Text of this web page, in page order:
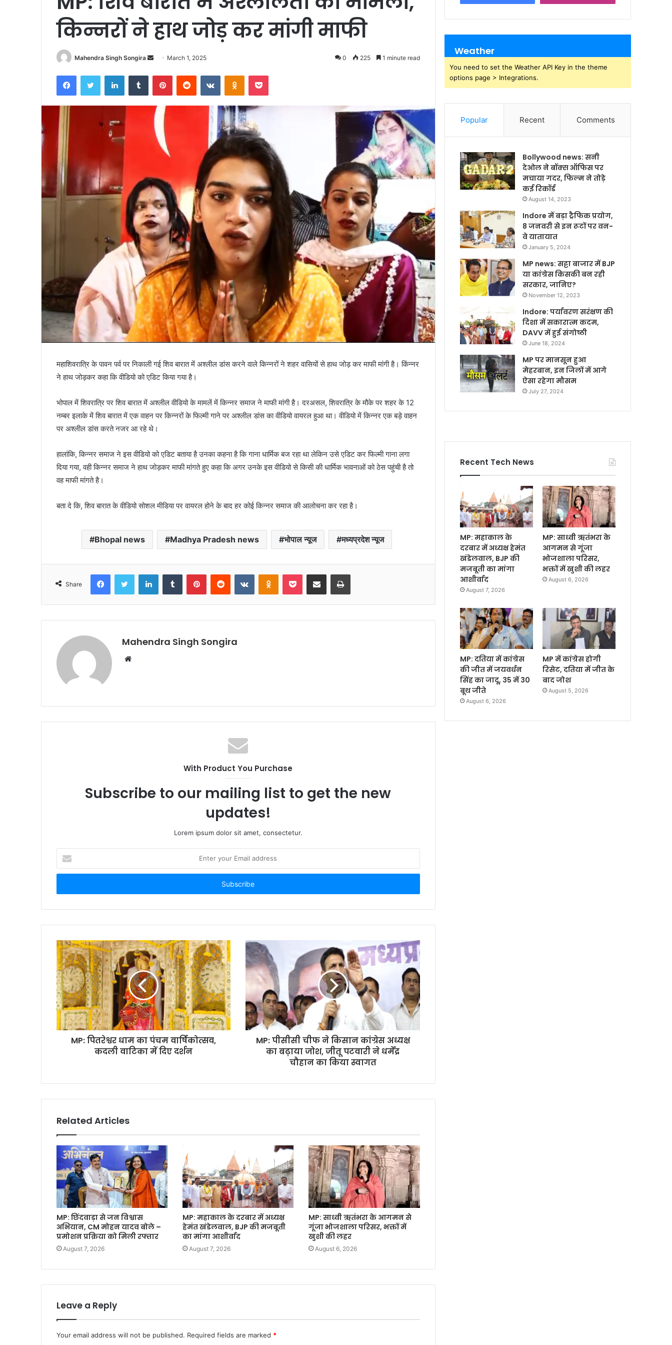
किन्नरों ने हाथ जोड़ कर मांगी माफी
Mahendra Singh Songira
Send
email
March 1, 2025 0 225 1 minute read
FacebookTwitter LinkedInTumblr PinterestReddit VKontakteOdnoklassniki
Pocket
महाशिवरात्रि के पावन पर्व पर निकाली गई शिव बारात में अश्लील डांस करने वाले किन्नरों ने शहर वासियों से हाथ जोड़ कर माफी मांगी है। किंन्नर
ने हाथ जोड़कर कहा कि वीडियो को एडिट किया गया है।
भोपाल में शिवरात्रि पर शिव बारात में अश्लील वीडियो के मामलें में किन्नर समाज ने माफी मांगी है। दरअसल, शिवरात्रि के मौके पर शहर के 12
नम्बर इलाके में शिव बारात में एक वाहन पर किन्नरों के फिल्मी गाने पर अश्लील डांस का वीडियो वायरल हुआ था। वीडियो में किन्नर एक बड़े वाहन
पर अश्लील डांस करते नजर आ रहे थे।
हालांकि, किन्नर समाज ने इस वीडियो को एडिट बताया है उनका कहना है कि गाना धार्मिक बज रहा था लेकिन उसे एडिट कर फिल्मी गाना लगा
दिया गया, वही किन्नर समाज ने हाथ जोड़कर माफी मांगते हुए कहा कि अगर उनके इस वीडियो से किसी की धार्मिक भावनाओं को ठेस पहुंची है तो
वह माफी मांगते है।
बता दे कि, शिव बारात के वीडियो सोशल मीडिया पर वायरल होने के बाद हर कोई किन्नर समाज की आलोचना कर रहा है।
Bhopal news Madhya Pradesh news भोपाल न्यूज मध्यप्रदेश न्यूज
Share
FacebookTwitter LinkedInTumblr PinterestReddit VKontakteOdnoklassniki
Pocket Share via Email Print
Mahendra Singh Songira
Website
With Product You Purchase
Subscribe to our mailing list to get the new
updates!
Lorem ipsum dolor sit amet, consectetur.
your
Email
MP: पितरेश्वर धाम का पंचम वार्षिकोत्सव,
कदली वाटिका में दिए दर्शन
MP: पीसीसी चीफ ने किसान कांग्रेस अध्यक्ष
का बढ़ाया जोश, जीतू पटवारी ने धर्मेंद्र
चौहान का किया स्वागत
Related Articles
MP: छिंदवाड़ा से जन विश्वास
अभियान, CM मोहन यादव बोले –
प्रमोशन प्रक्रिया को मिली रफ्तार
August 7, 2026
MP: महाकाल के दरबार में अध्यक्ष
हेमंत खंडेलवाल, BJP की मजबूती
का मांगा आशीर्वाद
August 7, 2026
MP: साध्वी ऋतंभरा के आगमन से
गूंजा भोजशाला परिसर, भक्तों में
खुशी की लहर
August 6, 2026
Leave a Reply
Your email address will not be published. Required fields are marked *
Weather
You need to set the Weather API Key in the theme
options page > Integrations.
Popular Recent Comments
Bollywood news: सनी
देओल ने बॉक्स ऑफिस पर
मचाया गदर, फिल्म ने तोड़े
कई रिकॉर्ड
August 14, 2023
Indore में बड़ा ट्रैफिक प्रयोग,
8 जनवरी से इन रूटों पर वन-
वे यातायात
January 5, 2024
MP news: सट्टा बाजार में BJP
या कांग्रेस किसकी बन रही
सरकार, जानिए?
November 12, 2023
Indore: पर्यावरण सरंक्षण की
दिशा में सकारात्म कदम,
DAVV में हुई संगोष्ठी
June 18, 2024
MP पर मानसून हुआ
मेहरबान, इन जिलों में आगे
ऐसा रहेगा मौसम
July 27, 2024
Recent Tech News
MP: महाकाल के
दरबार में अध्यक्ष हेमंत
खंडेलवाल, BJP की
मजबूती का मांगा
आशीर्वाद
August 7, 2026
MP: साध्वी ऋतंभरा के
आगमन से गूंजा
भोजशाला परिसर,
भक्तों में खुशी की लहर
August 6, 2026
MP: दतिया में कांग्रेस
की जीत में जयवर्धन
सिंह का जादू, 35 में 30
बूथ जीते
August 6, 2026
MP में कांग्रेस होगी
रिसेट, दतिया में जीत के
बाद जोश
August 5, 2026